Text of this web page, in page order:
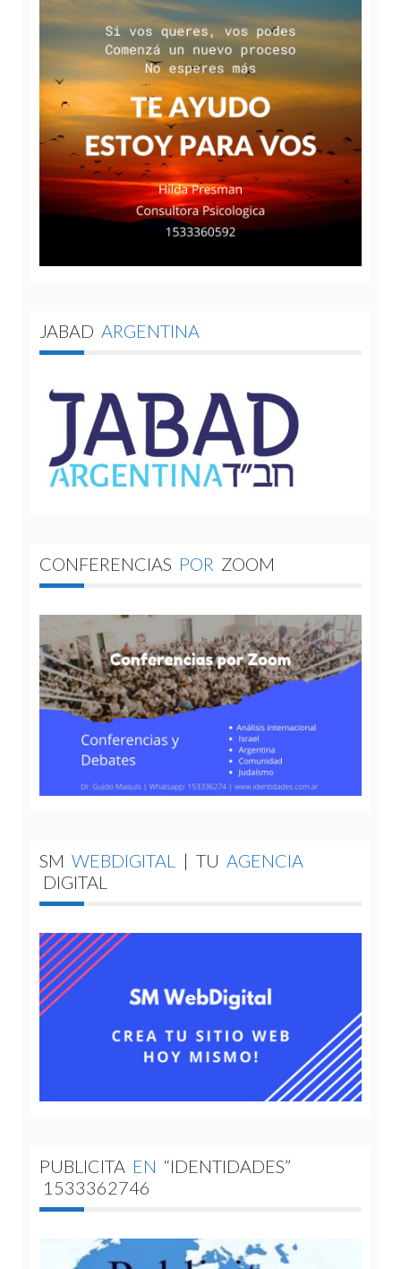
JABAD ARGENTINA
CONFERENCIAS POR ZOOM
SM WEBDIGITAL | TU AGENCIA
DIGITAL
PUBLICITA EN “IDENTIDADES”
1533362746